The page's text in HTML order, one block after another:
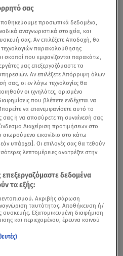
Αθήνα, η Αγνοδίκη
που ήταν έτοιμες να
από ντροπή δεν πήγαιναν να
έριχνε μπουνιές σε ασθενή
σας
προσωπικά δεδομένα,
αναγνωριστικά στοιχεία, και
σας. Αν επιλέξετε Αποδοχή, θα
παρακολούθησης
σκοποί που εμφανίζονται παρακάτω,
μας επεξεργαζόμαστε τα
Αν επιλέξετε Απόρριψη όλων
σας, οι εν λόγω τεχνολογίες θα
οι ιχνηλάτες, ορισμένο
που βλέπετε ενδέχεται να
να επανεμφανίσετε αυτό το
σας ή να αποσύρετε τη συναίνεσή σας
Διαχείριση προτιμήσεων στο
εικονίδιο στο κάτω
υπάρχει]. Οι επιλογές σας θα τεθούν
λεπτομέρειες ανατρέξτε στην
επεξεργαζόμαστε δεδομένα
τα εξής:
Ακριβής σάρωση
ταυτότητας. Αποθήκευση ή/
Εξατομικευμένη διαφήμιση
και περιεχομένου, έρευνα κοινού